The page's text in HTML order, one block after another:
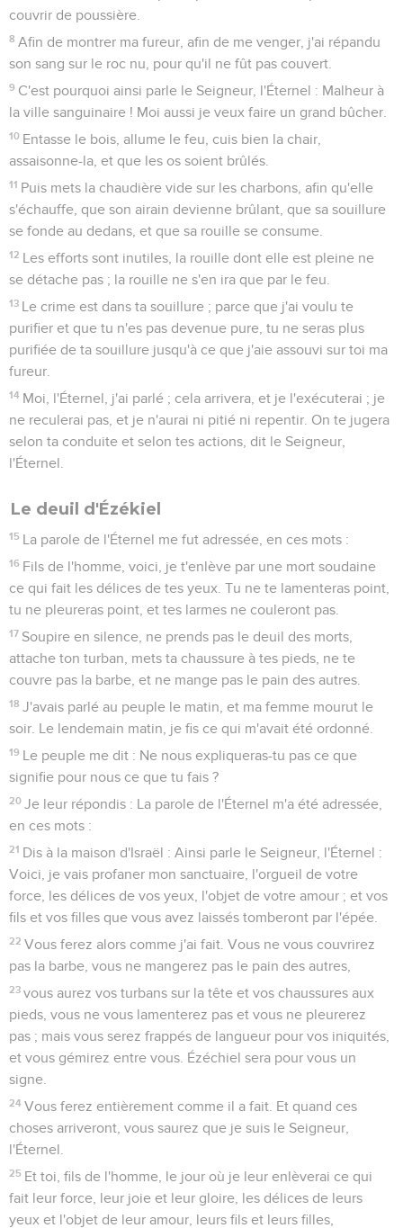
couvrir de poussière.
8 Afin de montrer ma fureur, afin de me venger, j'ai répandu
son sang sur le roc nu, pour qu'il ne fût pas couvert.
9 C'est pourquoi ainsi parle le Seigneur, l'Éternel : Malheur à
la ville sanguinaire ! Moi aussi je veux faire un grand bûcher.
10 Entasse le bois, allume le feu, cuis bien la chair,
assaisonne-la, et que les os soient brûlés.
11 Puis mets la chaudière vide sur les charbons, afin qu'elle
s'échauffe, que son airain devienne brûlant, que sa souillure
se fonde au dedans, et que sa rouille se consume.
12 Les efforts sont inutiles, la rouille dont elle est pleine ne
se détache pas ; la rouille ne s'en ira que par le feu.
13 Le crime est dans ta souillure ; parce que j'ai voulu te
purifier et que tu n'es pas devenue pure, tu ne seras plus
purifiée de ta souillure jusqu'à ce que j'aie assouvi sur toi ma
fureur.
14 Moi, l'Éternel, j'ai parlé ; cela arrivera, et je l'exécuterai ; je
ne reculerai pas, et je n'aurai ni pitié ni repentir. On te jugera
selon ta conduite et selon tes actions, dit le Seigneur,
l'Éternel.
Le deuil d'Ézékiel
15 La parole de l'Éternel me fut adressée, en ces mots :
16 Fils de l'homme, voici, je t'enlève par une mort soudaine
ce qui fait les délices de tes yeux. Tu ne te lamenteras point,
tu ne pleureras point, et tes larmes ne couleront pas.
17 Soupire en silence, ne prends pas le deuil des morts,
attache ton turban, mets ta chaussure à tes pieds, ne te
couvre pas la barbe, et ne mange pas le pain des autres.
18 J'avais parlé au peuple le matin, et ma femme mourut le
soir. Le lendemain matin, je fis ce qui m'avait été ordonné.
19 Le peuple me dit : Ne nous expliqueras-tu pas ce que
signifie pour nous ce que tu fais ?
20 Je leur répondis : La parole de l'Éternel m'a été adressée,
en ces mots :
21 Dis à la maison d'Israël : Ainsi parle le Seigneur, l'Éternel :
Voici, je vais profaner mon sanctuaire, l'orgueil de votre
force, les délices de vos yeux, l'objet de votre amour ; et vos
fils et vos filles que vous avez laissés tomberont par l'épée.
22 Vous ferez alors comme j'ai fait. Vous ne vous couvrirez
pas la barbe, vous ne mangerez pas le pain des autres,
23 vous aurez vos turbans sur la tête et vos chaussures aux
pieds, vous ne vous lamenterez pas et vous ne pleurerez
pas ; mais vous serez frappés de langueur pour vos iniquités,
et vous gémirez entre vous. Ézéchiel sera pour vous un
signe.
24 Vous ferez entièrement comme il a fait. Et quand ces
choses arriveront, vous saurez que je suis le Seigneur,
l'Éternel.
25 Et toi, fils de l'homme, le jour où je leur enlèverai ce qui
fait leur force, leur joie et leur gloire, les délices de leurs
yeux et l'objet de leur amour, leurs fils et leurs filles,